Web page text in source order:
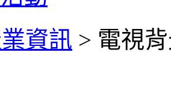
資訊 > 電視